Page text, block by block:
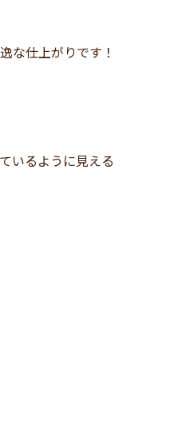
な仕上がりです！
いるように見える